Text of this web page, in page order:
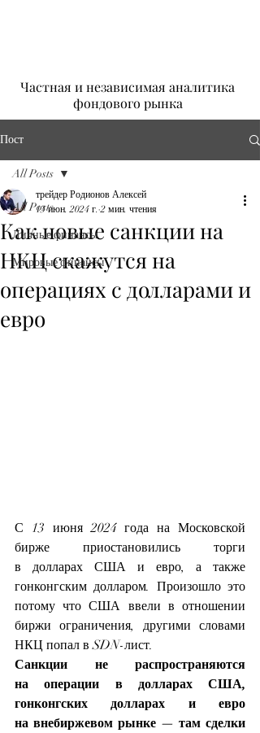
Частная и независимая аналитика
фондового рынка
Пост
All Posts
Личные финансы
Мировые финансы
All Posts
Как новые санкции на
НКЦ скажутся на
операциях с долларами и
евро
трейдер Родионов Алексей
13 июн. 2024 г. 2 мин. чтения
С 13 июня 2024 года на Московской
бирже приостановились торги
в долларах США и евро, а также
гонконгским долларом. Произошло это
потому что США ввели в отношении
биржи ограничения, другими словами
НКЦ попал в SDN-лист.
Санкции не распространяются
на операции в долларах США,
гонконгских долларах и евро
на внебиржевом рынке — там сделки